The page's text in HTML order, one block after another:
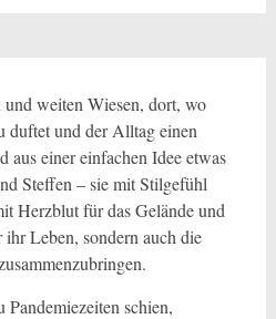
weiten Wiesen, dort, wo
duftet und der Alltag einen
aus einer einfachen Idee etwas
Steffen – sie mit Stilgefühl
Herzblut für das Gelände und
Leben, sondern auch die
Pandemiezeiten schien,